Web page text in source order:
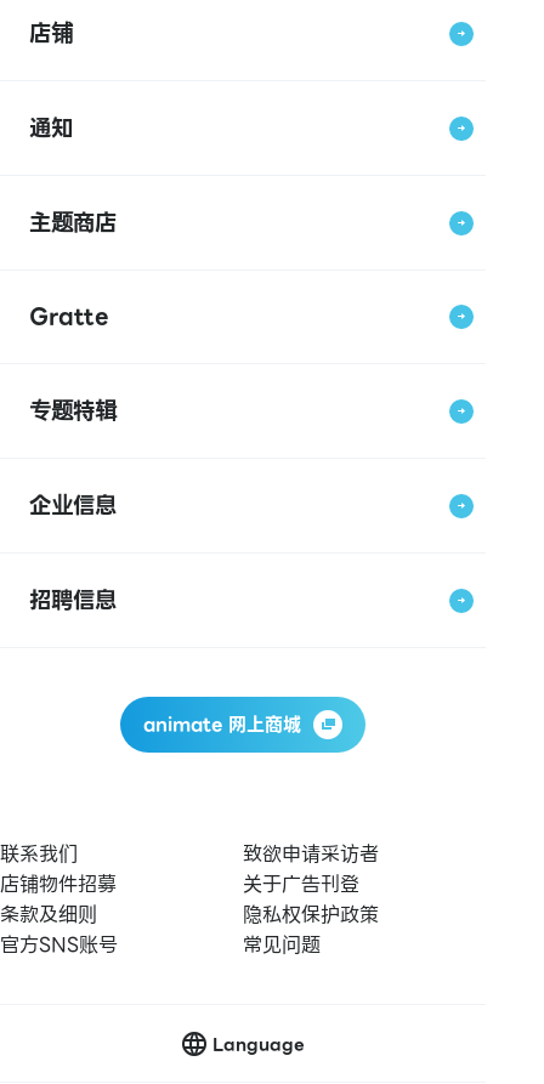
店铺
通知
主题商店
Gratte
专题特辑
企业信息
招聘信息
animate 网上商城
联系我们
致欲申请采访者
店铺物件招募
关于广告刊登
条款及细则
隐私权保护政策
官方SNS账号
常见问题
Language